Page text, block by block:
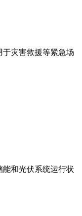
灾害救援等紧急场
和光伏系统运行状